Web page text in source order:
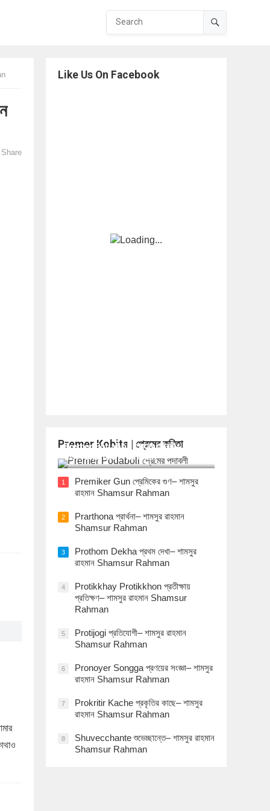
Share
Like Us On Facebook
Premer Kobita | প্রেমের কবিতা
Premer Podaboli প্রেমের পদাবলী– শামসুর
রাহমান Shamsur Rahman
1
Premiker Gun প্রেমিকের গুণ– শামসুর
রাহমান Shamsur Rahman
2
Prarthona প্রার্থনা– শামসুর রাহমান
Shamsur Rahman
3
Prothom Dekha প্রথম দেখা– শামসুর
রাহমান Shamsur Rahman
4
Protikkhay Protikkhon প্রতীক্ষায়
প্রতিক্ষণ– শামসুর রাহমান Shamsur
Rahman
5
Protijogi প্রতিযোগী– শামসুর রাহমান
Shamsur Rahman
6
Pronoyer Songga প্রণয়ের সংজ্ঞা– শামসুর
রাহমান Shamsur Rahman
7
Prokritir Kache প্রকৃতির কাছে– শামসুর
রাহমান Shamsur Rahman
8
Shuvecchante শুভেচ্ছান্তে– শামসুর রাহমান
Shamsur Rahman